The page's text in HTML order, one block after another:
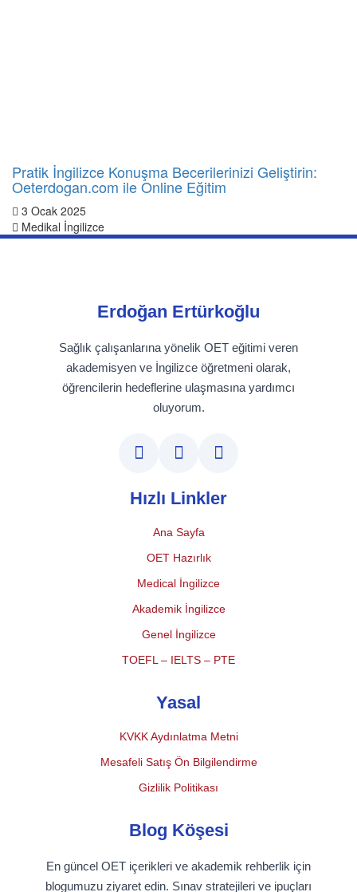
Pratik İngilizce Konuşma Becerilerinizi Geliştirin:
Oeterdogan.com ile Online Eğitim
3 Ocak 2025
Medikal İngilizce
Erdoğan Ertürkoğlu
Sağlık çalışanlarına yönelik OET eğitimi veren
akademisyen ve İngilizce öğretmeni olarak,
öğrencilerin hedeflerine ulaşmasına yardımcı
oluyorum.
Hızlı Linkler
Ana Sayfa
OET Hazırlık
Medical İngilizce
Akademik İngilizce
Genel İngilizce
TOEFL – IELTS – PTE
Yasal
KVKK Aydınlatma Metni
Mesafeli Satış Ön Bilgilendirme
Gizlilik Politikası
Blog Köşesi
En güncel OET içerikleri ve akademik rehberlik için
blogumuzu ziyaret edin. Sınav stratejileri ve ipuçları